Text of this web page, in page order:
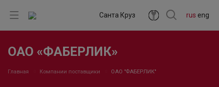
rus eng
Санта Круз
ОАО «ФАБЕРЛИК»
Главная Компании поставщики ОАО "ФАБЕРЛИК"